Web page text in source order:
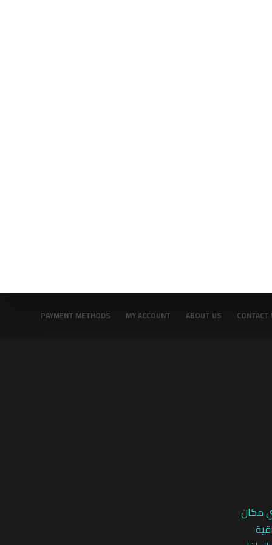
CONTACT
ABOUT US
MY ACCOUNT
PAYMENT METHODS
مكان